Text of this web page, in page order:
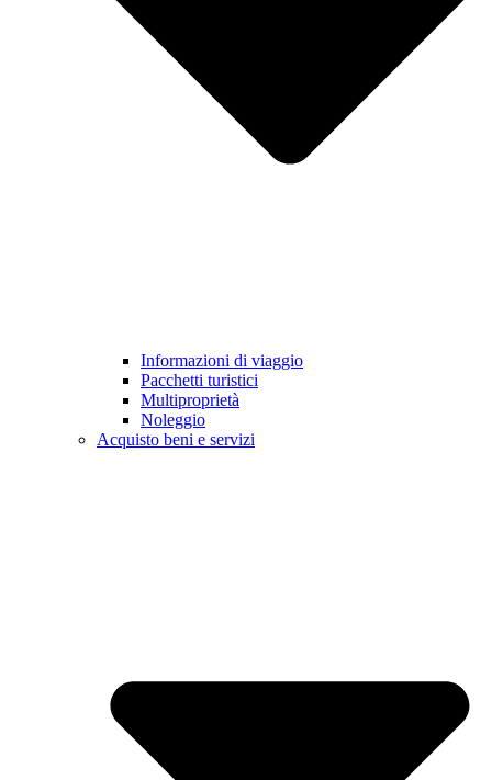
Informazioni di viaggio
Pacchetti turistici
Multiproprietà
Noleggio
Acquisto beni e servizi